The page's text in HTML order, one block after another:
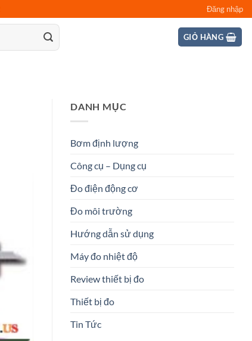
Đăng nhập
GIỎ HÀNG
DANH MỤC
Bơm định lượng
Công cụ – Dụng cụ
Đo điện động cơ
Đo môi trường
Hướng dẫn sử dụng
Máy đo nhiệt độ
Review thiết bị đo
Thiết bị đo
Tin Tức